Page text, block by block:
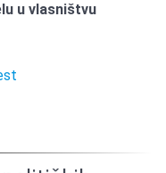
u vlasništvu